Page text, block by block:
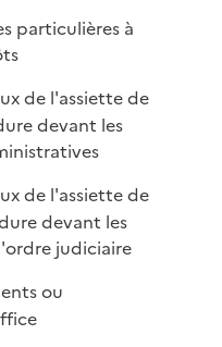
particulières à
de l'assiette de
devant les
de l'assiette de
devant les
judiciaire
ou